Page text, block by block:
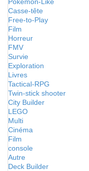
Casse-tête
Free-to-Play
Film
Horreur
FMV
Survie
Exploration
Livres
Tactical-RPG
Twin-stick shooter
City Builder
LEGO
Multi
Cinéma
Film
console
Autre
Deck Builder